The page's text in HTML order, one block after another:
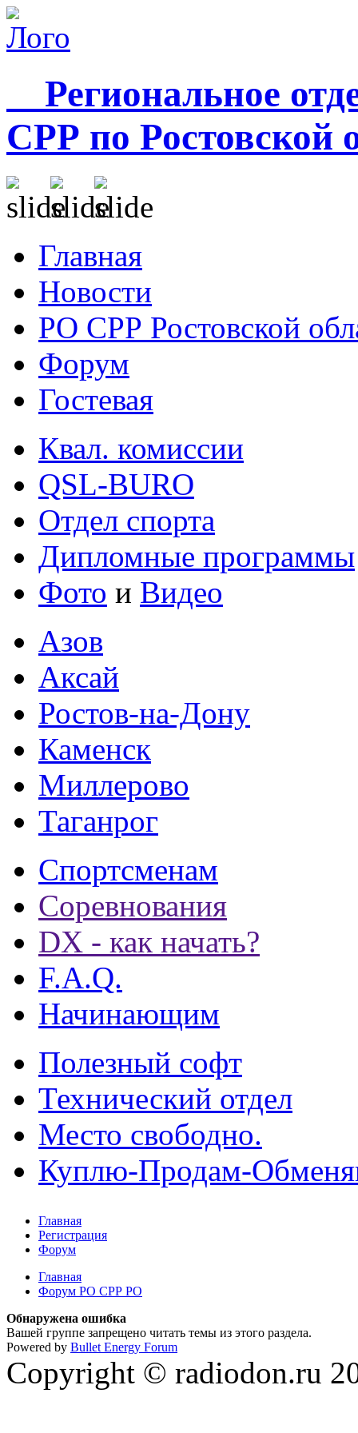
Региональное
СРР по Ростовской
Главная
Новости
РО СРР Ростовской
Форум
Гостевая
Квал. комиссии
QSL-BURO
Отдел спорта
Дипломные программы
Фото и Видео
Азов
Аксай
Ростов-на-Дону
Каменск
Миллерово
Таганрог
Спортсменам
Соревнования
DX - как начать?
F.A.Q.
Начинающим
Полезный софт
Технический отдел
Место свободно.
Куплю-Продам-
Главная
Регистрация
Форум
Главная
Форум РО СРР РО
Обнаружена ошибка
Вашей группе запрещено читать темы из этого раздела.
Powered by Bullet Energy Forum
Copyright © radiodon.ru